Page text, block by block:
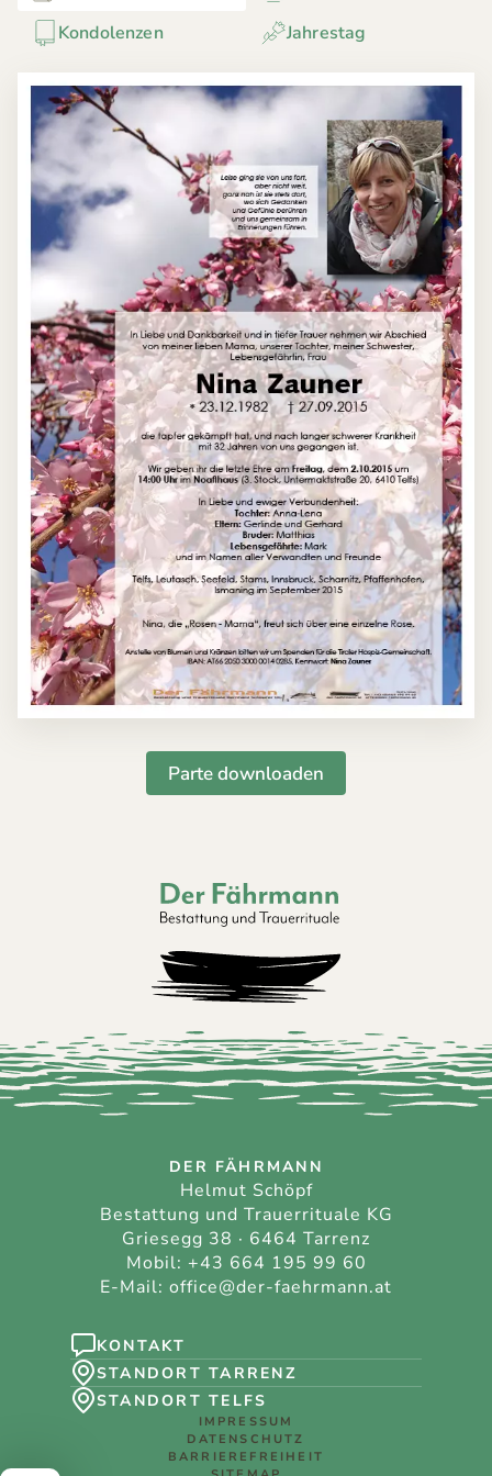
Kondolenzen
Jahrestag
Parte downloaden
Der Fährmann - Bestattung und
DER FÄHRMANN
Helmut Schöpf
Bestattung und Trauerrituale KG
Griesegg 38 · 6464 Tarrenz
Mobil: +43 664 195 99 60
E-Mail: office@der-faehrmann.at
KONTAKT
STANDORT TARRENZ
STANDORT TELFS
IMPRESSUM
DATENSCHUTZ
BARRIEREFREIHEIT